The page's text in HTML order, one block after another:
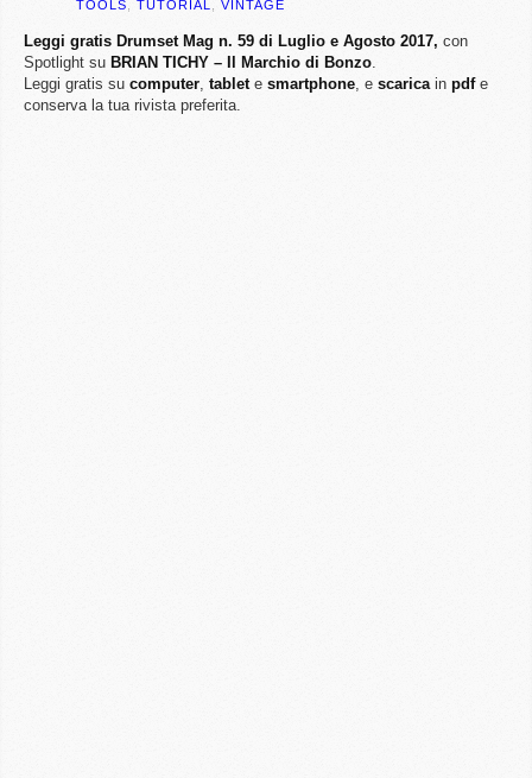
TOOLS
TUTORIAL VINTAGE
Leggi gratis Drumset Mag n. 59 di Luglio e Agosto 2017, con
Spotlight su BRIAN TICHY – Il Marchio di Bonzo.
Leggi gratis su computer, tablete smartphone, e scaricain pdfe
conserva la tua rivista preferita.